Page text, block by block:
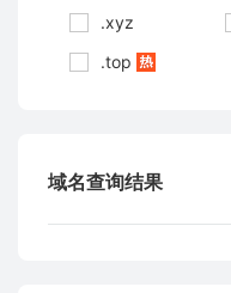
.xyz
.top
域名查询结果